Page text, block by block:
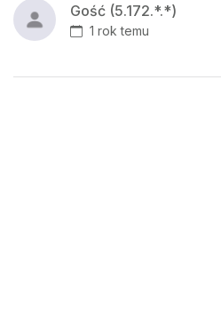
Gość (5.172.*.*)
1 rok temu